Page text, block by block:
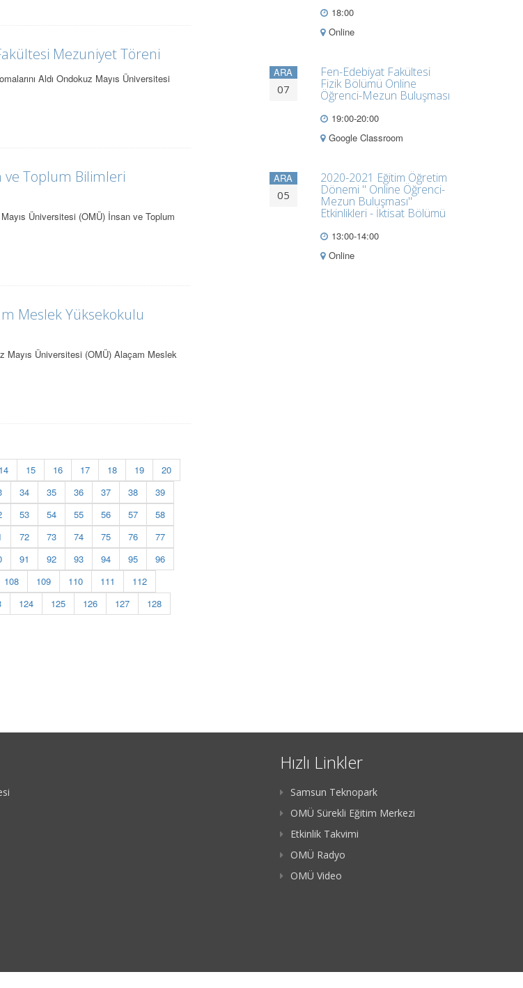
Mezuniyet Töreni
Aldı Ondokuz Mayıs Üniversitesi
ve Toplum Bilimleri
Üniversitesi (OMÜ) İnsan ve Toplum
Meslek Yüksekokulu
Mayıs Üniversitesi (OMÜ) Alaçam Meslek
14 15 16 17 18 19
20
34 35 36 37 38
39
53 54 55 56 57
58
72 73 74 75 76
77
91 92 93 94 95
96
108 109 110 111
112
124 125 126 127
128
18:00
Online
ARA
07
Fen-Edebiyat Fakültesi
Fizik Bölümü Online
Öğrenci-Mezun Buluşması
19:00-20:00
Google Classroom
ARA
05
2020-2021 Eğitim Öğretim
Dönemi " Online Öğrenci-
Mezun Buluşması"
Etkinlikleri - İktisat Bölümü
13:00-14:00
Online
Hızlı Linkler
Samsun Teknopark
OMÜ Sürekli Eğitim Merkezi
Etkinlik Takvimi
OMÜ Radyo
OMÜ Video